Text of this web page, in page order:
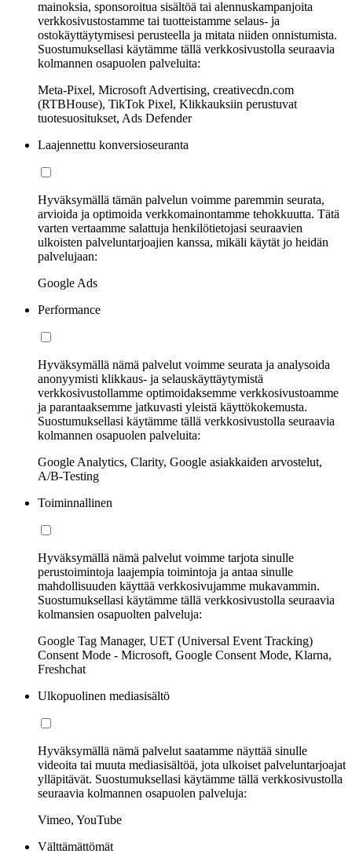
mainoksia, sponsoroitua sisältöä tai alennuskampanjoita
verkkosivustostamme tai tuotteistamme selaus- ja
ostokäyttäytymisesi perusteella ja mitata niiden onnistumista.
Suostumuksellasi käytämme tällä verkkosivustolla seuraavia
kolmannen osapuolen palveluita:
Meta-Pixel, Microsoft Advertising, creativecdn.com
(RTBHouse), TikTok Pixel, Klikkauksiin perustuvat
tuotesuositukset, Ads Defender
Laajennettu konversioseuranta
Hyväksymällä tämän palvelun voimme paremmin seurata,
arvioida ja optimoida verkkomainontamme tehokkuutta. Tätä
varten vertaamme salattuja henkilötietojasi seuraavien
ulkoisten palveluntarjoajien kanssa, mikäli käytät jo heidän
palvelujaan:
Google Ads
Performance
Hyväksymällä nämä palvelut voimme seurata ja analysoida
anonyymisti klikkaus- ja selauskäyttäytymistä
verkkosivustollamme optimoidaksemme verkkosivustoamme
ja parantaaksemme jatkuvasti yleistä käyttökokemusta.
Suostumuksellasi käytämme tällä verkkosivustolla seuraavia
kolmannen osapuolen palveluita:
Google Analytics, Clarity, Google asiakkaiden arvostelut,
A/B-Testing
Toiminnallinen
Hyväksymällä nämä palvelut voimme tarjota sinulle
perustoimintoja laajempia toimintoja ja antaa sinulle
mahdollisuuden käyttää verkkosivujamme mukavammin.
Suostumuksellasi käytämme tällä verkkosivustolla seuraavia
kolmansien osapuolten palveluja:
Google Tag Manager, UET (Universal Event Tracking)
Consent Mode - Microsoft, Google Consent Mode, Klarna,
Freshchat
Ulkopuolinen mediasisältö
Hyväksymällä nämä palvelut saatamme näyttää sinulle
videoita tai muuta mediasisältöä, jota ulkoiset palveluntarjoajat
ylläpitävät. Suostumuksellasi käytämme tällä verkkosivustolla
seuraavia kolmannen osapuolen palveluja:
Vimeo, YouTube
Välttämättömät